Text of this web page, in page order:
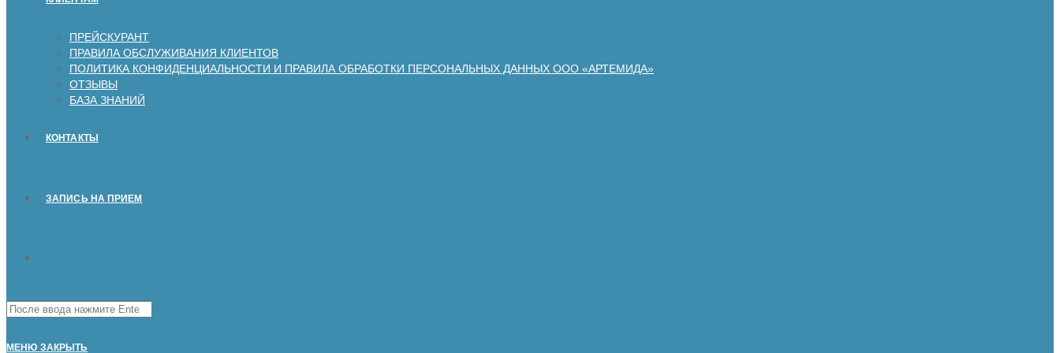
ПРЕЙСКУРАНТ
ПРАВИЛА ОБСЛУЖИВАНИЯ КЛИЕНТОВ
ПОЛИТИКА КОНФИДЕНЦИАЛЬНОСТИ И ПРАВИЛА ОБРАБОТКИ ПЕРСОНАЛЬНЫХ ДАННЫХ ООО «АРТЕМИДА»
ОТЗЫВЫ
БАЗА ЗНАНИЙ
КОНТАКТЫ
ЗАПИСЬ НА ПРИЕМ
Поиск
МЕНЮ ЗАКРЫТЬ